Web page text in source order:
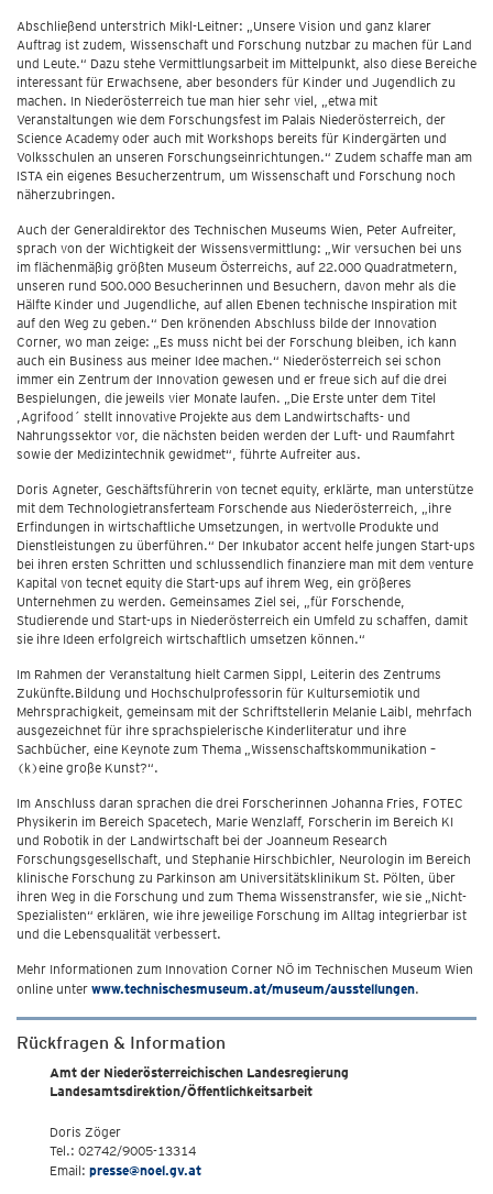
Abschließend unterstrich Mikl-Leitner: „Unsere Vision und ganz klarer
Auftrag ist zudem, Wissenschaft und Forschung nutzbar zu machen für Land
und Leute.“ Dazu stehe Vermittlungsarbeit im Mittelpunkt, also diese Bereiche
interessant für Erwachsene, aber besonders für Kinder und Jugendlich zu
machen. In Niederösterreich tue man hier sehr viel, „etwa mit
Veranstaltungen wie dem Forschungsfest im Palais Niederösterreich, der
Science Academy oder auch mit Workshops bereits für Kindergärten und
Volksschulen an unseren Forschungseinrichtungen.“ Zudem schaffe man am
ISTA ein eigenes Besucherzentrum, um Wissenschaft und Forschung noch
näherzubringen.
Auch der Generaldirektor des Technischen Museums Wien, Peter Aufreiter,
sprach von der Wichtigkeit der Wissensvermittlung: „Wir versuchen bei uns
im flächenmäßig größten Museum Österreichs, auf 22.000 Quadratmetern,
unseren rund 500.000 Besucherinnen und Besuchern, davon mehr als die
Hälfte Kinder und Jugendliche, auf allen Ebenen technische Inspiration mit
auf den Weg zu geben.“ Den krönenden Abschluss bilde der Innovation
Corner, wo man zeige: „Es muss nicht bei der Forschung bleiben, ich kann
auch ein Business aus meiner Idee machen.“ Niederösterreich sei schon
immer ein Zentrum der Innovation gewesen und er freue sich auf die drei
Bespielungen, die jeweils vier Monate laufen. „Die Erste unter dem Titel
,Agrifood´ stellt innovative Projekte aus dem Landwirtschafts- und
Nahrungssektor vor, die nächsten beiden werden der Luft- und Raumfahrt
sowie der Medizintechnik gewidmet“, führte Aufreiter aus.
Doris Agneter, Geschäftsführerin von tecnet equity, erklärte, man unterstütze
mit dem Technologietransferteam Forschende aus Niederösterreich, „ihre
Erfindungen in wirtschaftliche Umsetzungen, in wertvolle Produkte und
Dienstleistungen zu überführen.“ Der Inkubator accent helfe jungen Start-ups
bei ihren ersten Schritten und schlussendlich finanziere man mit dem venture
Kapital von tecnet equity die Start-ups auf ihrem Weg, ein größeres
Unternehmen zu werden. Gemeinsames Ziel sei, „für Forschende,
Studierende und Start-ups in Niederösterreich ein Umfeld zu schaffen, damit
sie ihre Ideen erfolgreich wirtschaftlich umsetzen können.“
Im Rahmen der Veranstaltung hielt Carmen Sippl, Leiterin des Zentrums
Zukünfte.Bildung und Hochschulprofessorin für Kultursemiotik und
Mehrsprachigkeit, gemeinsam mit der Schriftstellerin Melanie Laibl, mehrfach
ausgezeichnet für ihre sprachspielerische Kinderliteratur und ihre
Sachbücher, eine Keynote zum Thema „Wissenschaftskommunikation –
(k)eine große Kunst?“.
Im Anschluss daran sprachen die drei Forscherinnen Johanna Fries, FOTEC
Physikerin im Bereich Spacetech, Marie Wenzlaff, Forscherin im Bereich KI
und Robotik in der Landwirtschaft bei der Joanneum Research
Forschungsgesellschaft, und Stephanie Hirschbichler, Neurologin im Bereich
klinische Forschung zu Parkinson am Universitätsklinikum St. Pölten, über
ihren Weg in die Forschung und zum Thema Wissenstransfer, wie sie „Nicht-
Spezialisten“ erklären, wie ihre jeweilige Forschung im Alltag integrierbar ist
und die Lebensqualität verbessert.
Mehr Informationen zum Innovation Corner NÖ im Technischen Museum Wien
online unter www.technischesmuseum.at/museum/ausstellungen.
Rückfragen & Information
Amt der Niederösterreichischen Landesregierung
Landesamtsdirektion/Öffentlichkeitsarbeit
Doris Zöger
Tel.: 02742/9005-13314
Email: presse@noel.gv.at